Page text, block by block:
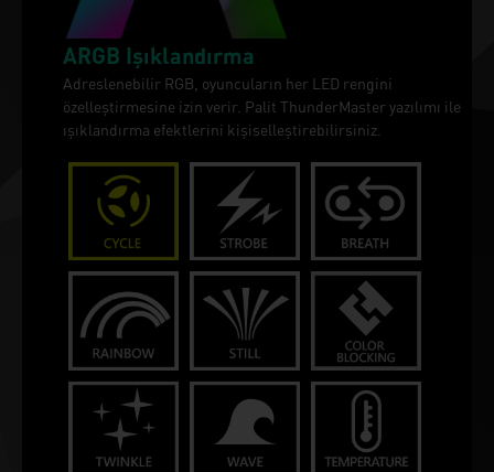
ARGB Işıklandırma
Adreslenebilir RGB, oyuncuların her LED rengini
özelleştirmesine izin verir. Palit ThunderMaster yazılımı ile
ışıklandırma efektlerini kişiselleştirebilirsiniz.